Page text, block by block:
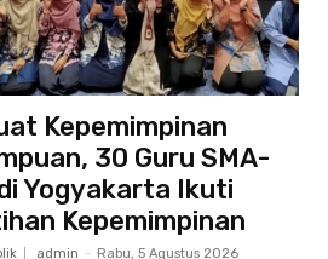
Kepemimpinan
30 Guru SMA-
Yogyakarta Ikuti
Kepemimpinan
admin - Rabu, 5 Agustus 2026